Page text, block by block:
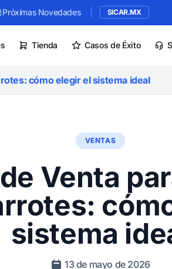
Próximas Novedades SICAR.MX
Tienda Casos de Éxito
cómo elegir el sistema ideal
VENTAS
Venta
sistema
13 de mayo de 2026